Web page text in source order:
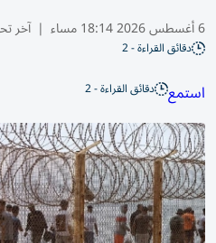
6 أغسطس 2026 18:14 مساء | آخر
دقائق القراءة - 2
استمع دقائق القراءة - 2